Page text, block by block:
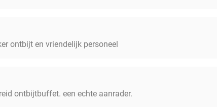
ontbijt en vriendelijk personeel
ontbijtbuffet. een echte aanrader.